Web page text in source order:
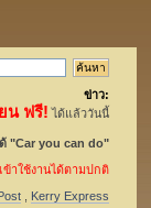
ข่าว:
น ฟรี! ได้แล้ววันนี้
ด้ "Car you can do"
ข้าใช้งานได้ตามปกติ
,
Kerry Express